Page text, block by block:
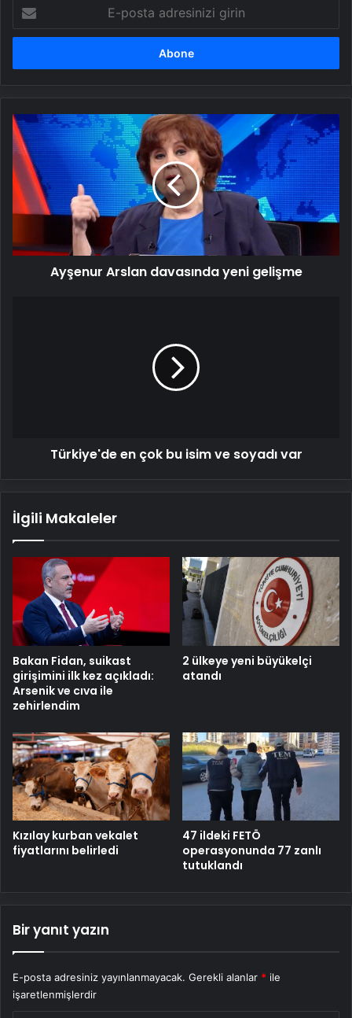
posta
adresinizi
Ayşenur
Arslan
davasında
yeni
gelişme
Ayşenur Arslan davasında yeni gelişme
Türkiye'de en çok bu isim ve soyadı var
İlgili Makaleler
Bakan Fidan, suikast
girişimini ilk kez açıkladı:
Arsenik ve cıva ile
zehirlendim
2 ülkeye yeni büyükelçi
atandı
Kızılay kurban vekalet
fiyatlarını belirledi
47 ildeki FETÖ
operasyonunda 77 zanlı
tutuklandı
Bir yanıt yazın
E-posta adresiniz yayınlanmayacak. Gerekli alanlar * ile
işaretlenmişlerdir